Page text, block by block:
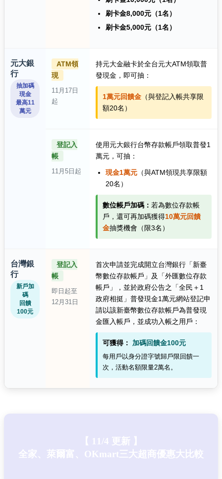
刷卡金8,000元（1名）
刷卡金5,000元（1名）
元大銀
行
抽加碼
現金
最高11
萬元
ATM領
現
11月17日
起
持元大金融卡於全台元大ATM領取普
發現金，即可抽：
1萬元回饋金 （與登記入帳共享限
額20名）
登記入
帳
11月5日起
使用元大銀行台幣存款帳戶領取普發1
萬元，可抽：
現金1萬元 （與ATM領現共享限額
20名）
數位帳戶加碼： 若為數位存款帳
戶，還可再加碼獲得10萬元回饋
金抽獎機會（限3名）
台灣銀
行
新戶加
碼
回饋
100元
登記入
帳
即日起至
12月31日
首次申請並完成開立台灣銀行「新臺
幣數位存款帳戶」及「外匯數位存款
帳戶」，並於政府公告之「全民＋1
政府相挺」普發現金1萬元網站登記申
請以該新臺幣數位存款帳戶為普發現
金匯入帳戶，並成功入帳之用戶：
可獲得： 加碼回饋金100元
每用戶以身分證字號歸戶限回饋一
次，活動名額限量2萬名。
【 11/4 更新 】
全家、萊爾富、OKmart三大超商優惠大比較